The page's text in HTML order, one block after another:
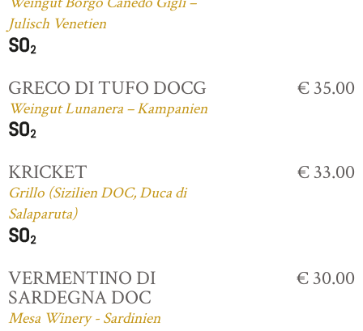
Julisch Venetien
GRECO DI TUFO DOCG
Weingut Lunanera – Kampanien
€ 35.00
KRICKET
Grillo (Sizilien DOC, Duca di
Salaparuta)
€ 33.00
VERMENTINO DI
SARDEGNA DOC
Mesa Winery - Sardinien
€ 30.00